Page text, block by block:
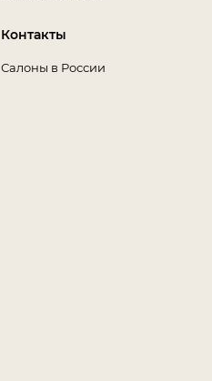
Контакты
Салоны в России